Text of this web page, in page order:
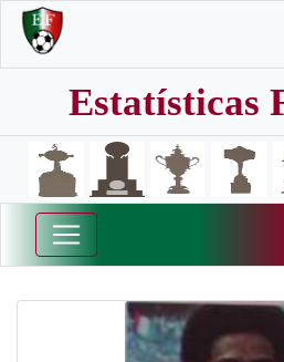
Estatísticas